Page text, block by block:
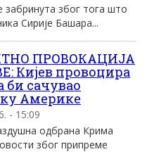
забринута због тога што
Сирије Башара...
ПРОВОКАЦИЈА
Кијев провоцира
би сачувао
Америке
- 15:09
одбрана Крима
због припреме